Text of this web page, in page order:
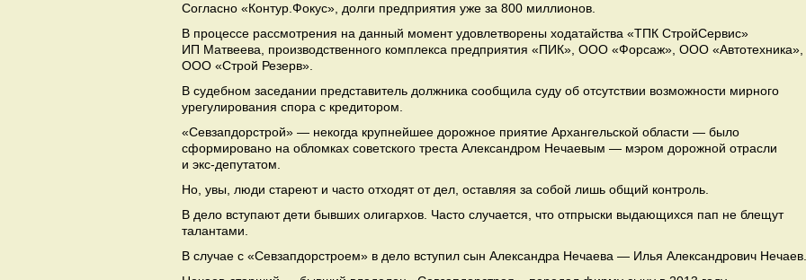
Согласно «Контур.Фокус», долги предприятия уже за 800 миллионов.
В процессе рассмотрения на данный момент удовлетворены ходатайства «ТПК СтройСервис»
ИП Матвеева, производственного комплекса предприятия «ПИК», ООО «Форсаж», ООО «Автотехника»,
ООО «Строй Резерв».
В судебном заседании представитель должника сообщила суду об отсутствии возможности мирного
урегулирования спора с кредитором.
«Севзапдорстрой» — некогда крупнейшее дорожное приятие Архангельской области — было
сформировано на обломках советского треста Александром Нечаевым — мэром дорожной отрасли
и экс-депутатом.
Но, увы, люди стареют и часто отходят от дел, оставляя за собой лишь общий контроль.
В дело вступают дети бывших олигархов. Часто случается, что отпрыски выдающихся пап не блещут
талантами.
В случае с «Севзапдорстроем» в дело вступил сын Александра Нечаева — Илья Александрович